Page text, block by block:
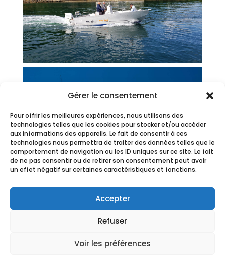
Gérer le consentement
Pour offrir les meilleures expériences, nous utilisons des
technologies telles que les cookies pour stocker et/ou accéder
aux informations des appareils. Le fait de consentir à ces
technologies nous permettra de traiter des données telles que le
comportement de navigation ou les ID uniques sur ce site. Le fait
de ne pas consentir ou de retirer son consentement peut avoir
un effet négatif sur certaines caractéristiques et fonctions.
Accepter
Refuser
Voir les préférences